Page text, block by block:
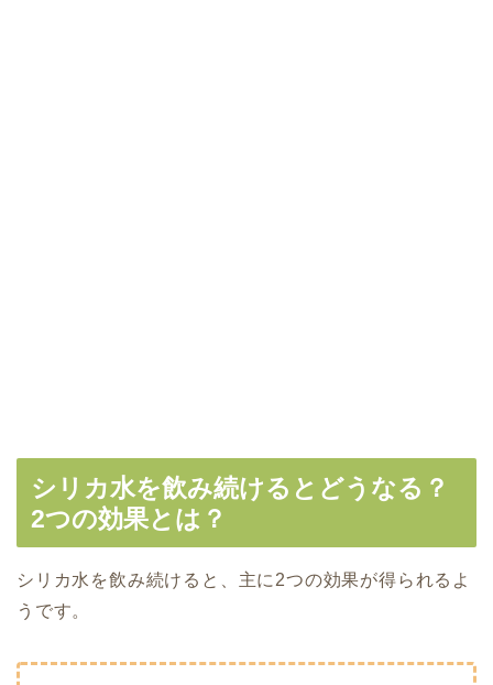
シリカ水を飲み続けるとどうなる？
2つの効果とは？
シリカ水を飲み続けると、主に2つの効果が得られるよ
うです。